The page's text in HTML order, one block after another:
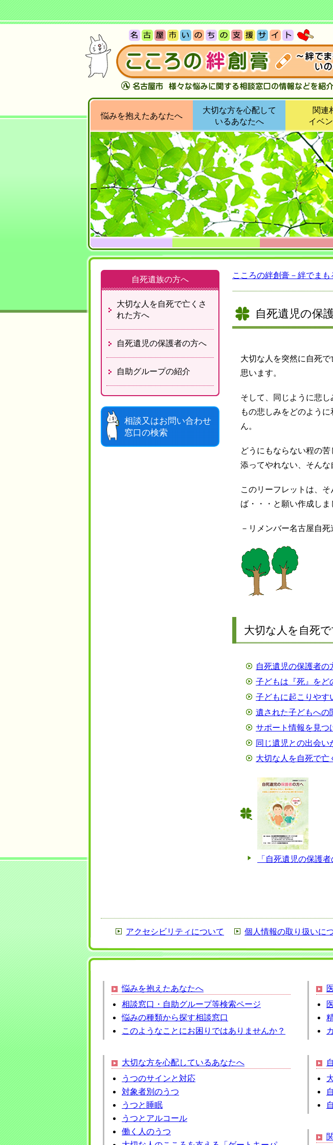
悩みを抱えたあなたへ
大切な方を心配して
いるあなたへ
関連
イベ
こころの絆創膏－絆でま
自死遺児の保
大切な人を突然に自死
思います。
そして、同じように悲
もの悲しみをどのよう
ん。
どうにもならない程の
添ってやれない、そんな
このリーフレットは、
ば・・・と願い作成しま
－リメンバー名古屋自
大切な人を自死
自死遺児の保護者の
子どもは『死』をど
子どもに起こりやす
遺された子どもへの
サポート情報を見つ
同じ遺児との出会い
大切な人を自死で亡
「自死遺児の保護
自死遺族の方へ
大切な人を自死で亡くさ
れた方へ
自死遺児の保護者の方へ
自助グループの紹介
相談又はお問い合わせ
窓口の検索
アクセシビリティについて 個人情報の取り扱いに
悩みを抱えたあなたへ
相談窓口・自助グループ等検索ページ
悩みの種類から探す相談窓口
このようなことにお困りではありませんか？
大切な方を心配しているあなたへ
うつのサインと対応
対象者別のうつ
うつと睡眠
うつとアルコール
働く人のうつ